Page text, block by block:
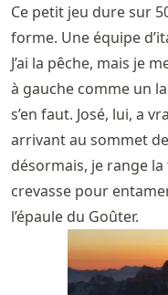
Ce petit jeu dure sur
forme. Une équipe
J’ai la pêche, mais je
à gauche comme un
s’en faut. José, lui, a
arrivant au sommet
désormais, je range
crevasse pour
l’épaule du Goûter.